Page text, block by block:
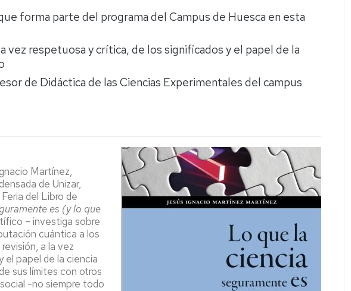
Cultura
Servicios
para
forma parte del programa del Campus de Huesca en esta
vez respetuosa y crítica, de los significados y el papel de la
de Didáctica de las Ciencias Experimentales del campus
Martínez,
de Unizar,
del Libro de
es (y lo que
– investiga sobre
cuántica a los
a la vez
el papel de la ciencia
sus límites con otros
-no siempre todo